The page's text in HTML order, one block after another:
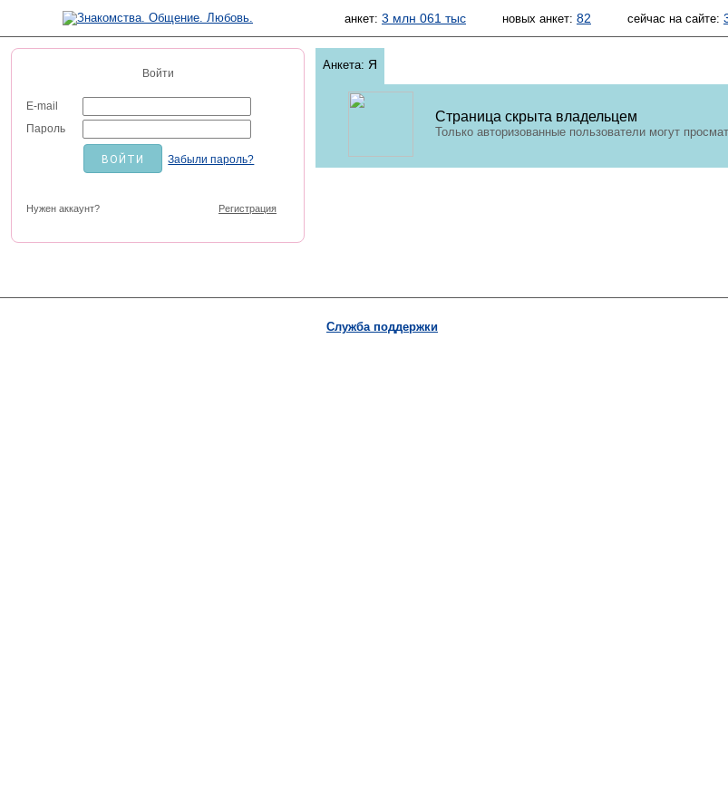
анкет: 3 млн 061 тыс новых анкет: 82 сейчас на сайте:
Войти
E-mail
Пароль
Забыли пароль?
Нужен аккаунт? Регистрация
Анкета: Я
Страница скрыта владельцем
Только авторизованные пользователи могут
Служба поддержки